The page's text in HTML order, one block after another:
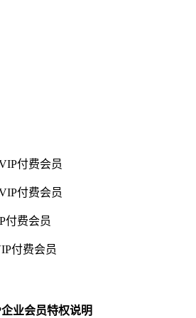
付费会员
付费会员
付费会员
付费会员
业会员特权说明